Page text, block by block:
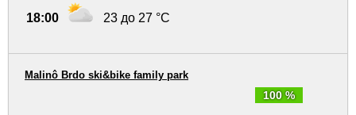
18:00 23 до 27 °C
100 %
Malinô Brdo ski&bike family park